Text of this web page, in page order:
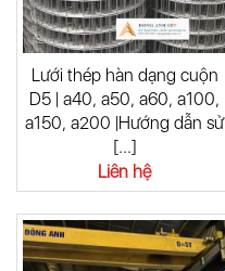
Lưới thép hàn dạng cuộn
D5 | a40, a50, a60, a100,
a150, a200 |Hướng dẫn sử
[...]
Liên hệ